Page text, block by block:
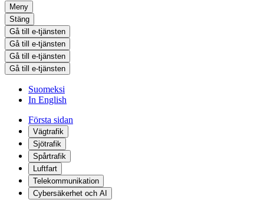
Meny
Stäng
Gå till e-tjänsten
Gå till e-tjänsten
Gå till e-tjänsten
Gå till e-tjänsten
Suomeksi
In English
Första sidan
Vägtrafik
Sjötrafik
Spårtrafik
Luftfart
Telekommunikation
Cybersäkerhet och AI